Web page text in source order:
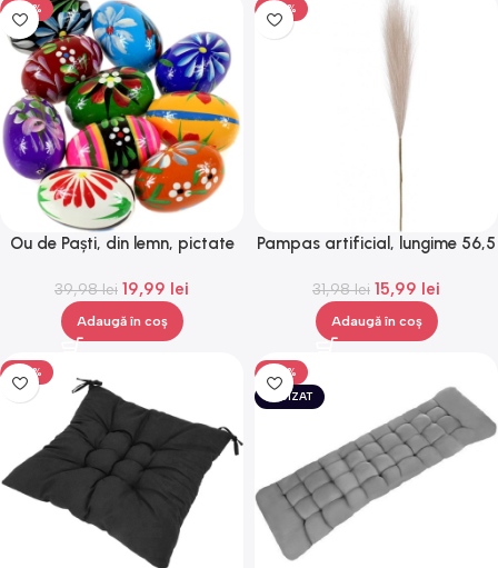
-50%
Ou de Paști, din lemn, pictate
39,98lei 19,99 lei
Adaugă în coș
-50%
Pampas artificial, lungime 56,5
31,98lei 15,99 lei
Adaugă în coș
-50%
-50%
EPUIZAT